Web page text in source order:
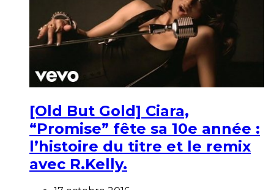
[Old But Gold] Ciara,
“Promise” fête sa 10e année :
l’histoire du titre et le remix
avec R.Kelly.